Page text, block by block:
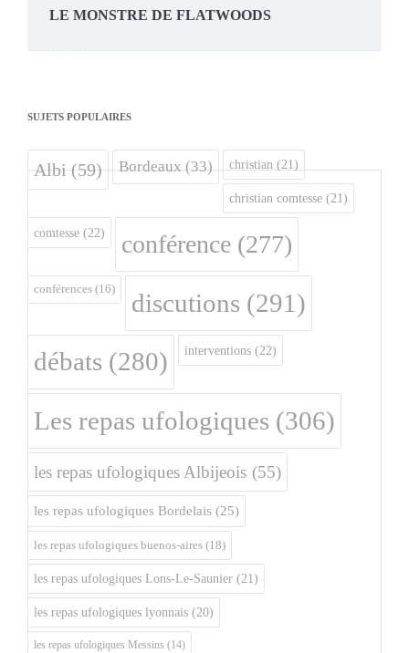
LE MONSTRE DE FLATWOODS
SUJETS POPULAIRES
Albi(59) Bordeaux(33) christian (21)
christian comtesse (21)
comtesse (22) conférence (277)
conférences (16) discutions (291)
débats (280) interventions (22)
Les repas ufologiques (306)
les repas ufologiques Albijeois (55)
les repas ufologiques Bordelais (25)
les repas ufologiques buenos-aires (18)
les repas ufologiques Lons-Le-Saunier (21)
les repas ufologiques lyonnais (20)
les repas ufologiques Messins (14)